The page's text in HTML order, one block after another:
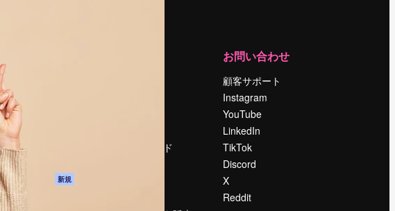
ドキュメント
サポート
利用規約
プライバシーポリ
シー
オリジナル
新規
クッキーポリシー
検索トレンド
お問い合わせ
顧客サポート
Instagram
YouTube
LinkedIn
TikTok
Discord
X
Reddit